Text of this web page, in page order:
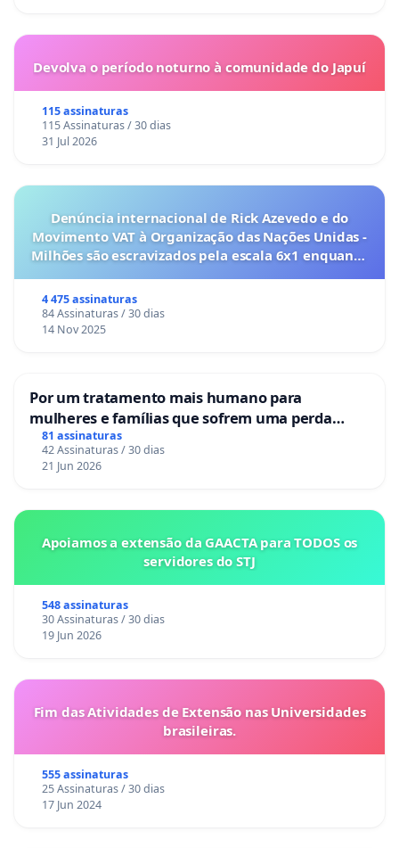
Devolva o período noturno à comunidade do Japuí
115 assinaturas
115 Assinaturas / 30 dias
31 Jul 2026
Denúncia internacional de Rick Azevedo e do
Movimento VAT à Organização das Nações Unidas -
Milhões são escravizados pela escala 6x1 enquanto
4 475 assinaturas
84 Assinaturas / 30 dias
14 Nov 2025
Por um tratamento mais humano para
mulheres e famílias que sofrem uma perda
gestacional nos hospitais portugueses
81 assinaturas
42 Assinaturas / 30 dias
21 Jun 2026
Apoiamos a extensão da GAACTA para TODOS os
servidores do STJ
548 assinaturas
30 Assinaturas / 30 dias
19 Jun 2026
Fim das Atividades de Extensão nas Universidades
brasileiras.
555 assinaturas
25 Assinaturas / 30 dias
17 Jun 2024